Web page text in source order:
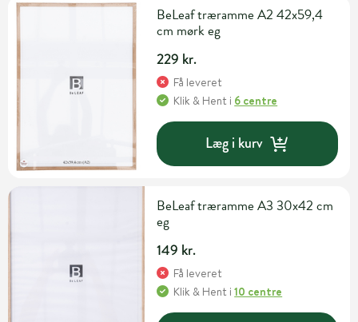
BeLeaf træramme A2 42x59,4
cm mørk eg
229 kr.
Få leveret
Klik & Hent i 6 centre
Læg i kurv
BeLeaf træramme A3 30x42 cm
eg
149 kr.
Få leveret
Klik & Hent i10 centre